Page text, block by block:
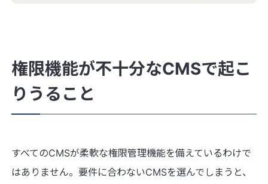
権限機能が不十分なCMSで起こ
りうること
すべてのCMSが柔軟な権限管理機能を備えているわけで
はありません。要件に合わないCMSを選んでしまうと、